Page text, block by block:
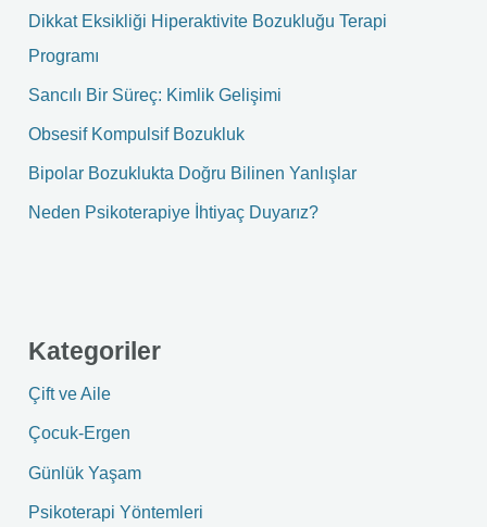
h
f
Dikkat Eksikliği Hiperaktivite Bozukluğu Terapi
Programı
Sancılı Bir Süreç: Kimlik Gelişimi
Obsesif Kompulsif Bozukluk
Bipolar Bozuklukta Doğru Bilinen Yanlışlar
Neden Psikoterapiye İhtiyaç Duyarız?
Kategoriler
Çift ve Aile
Çocuk-Ergen
Günlük Yaşam
Psikoterapi Yöntemleri